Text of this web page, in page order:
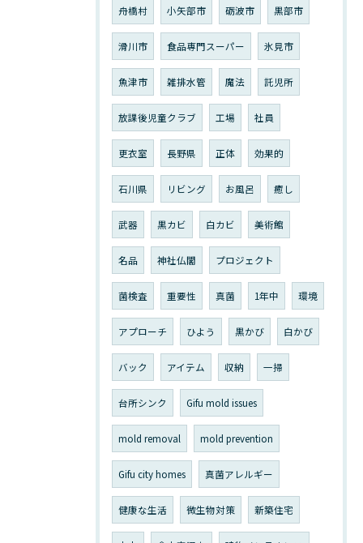
舟橋村 小矢部市 砺波市 黒部市
滑川市 食品専門スーパー 氷見市
魚津市 雑排水管 魔法 託児所
放課後児童クラブ 工場 社員
更衣室 長野県 正体 効果的
石川県 リビング お風呂 癒し
武器 黒カビ 白カビ 美術館
名品 神社仏閣 プロジェクト
菌検査 重要性 真菌 1年中 環境
アプローチ ひよう 黒かび 白かび
バック アイテム 収納 一掃
台所シンク Gifu mold issues
mold removal mold prevention
Gifu city homes 真菌アレルギー
健康な生活 微生物対策 新築住宅